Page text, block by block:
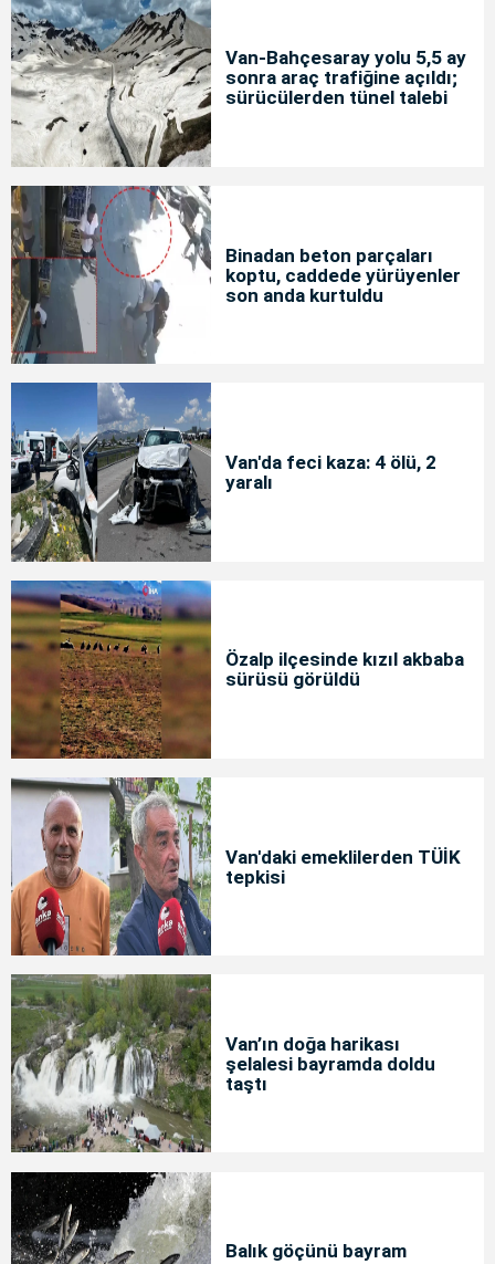
Van-Bahçesaray yolu 5,5 ay
sonra araç trafiğine açıldı;
sürücülerden tünel talebi
Binadan beton parçaları
koptu, caddede yürüyenler
son anda kurtuldu
Van'da feci kaza: 4 ölü, 2
yaralı
Özalp ilçesinde kızıl akbaba
sürüsü görüldü
Van'daki emeklilerden TÜİK
tepkisi
Van’ın doğa harikası
şelalesi bayramda doldu
taştı
Balık göçünü bayram